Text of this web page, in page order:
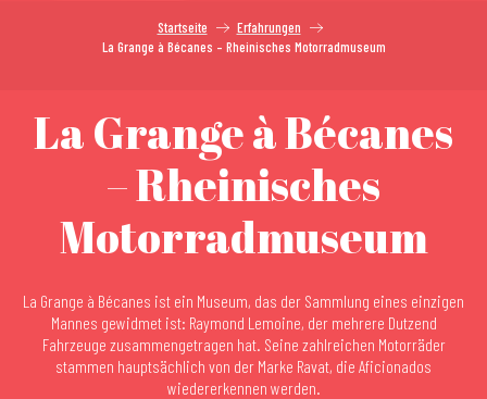
Startseite
Erfahrungen
La Grange à Bécanes – Rheinisches Motorradmuseum
La Grange à Bécanes
– Rheinisches
Motorradmuseum
La Grange à Bécanes ist ein Museum, das der Sammlung eines einzigen
Mannes gewidmet ist: Raymond Lemoine, der mehrere Dutzend
Fahrzeuge zusammengetragen hat. Seine zahlreichen Motorräder
stammen hauptsächlich von der Marke Ravat, die Aficionados
wiedererkennen werden.